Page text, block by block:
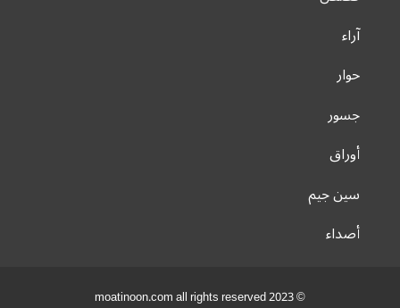
آراء
حوار
جسور
أوراق
سين جيم
أصداء
© 2023 moatinoon.com all rights reserved